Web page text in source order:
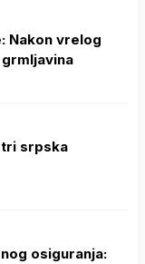
Nakon vrelog
tri srpska
osiguranja: